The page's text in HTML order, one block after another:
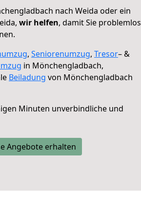
nach Weida oder ein
wir helfen, damit Sie problemlos
, Seniorenumzug, Tresor– &
in Mönchengladbach,
Beiladung von Mönchengladbach
Minuten unverbindliche und
Angebote erhalten